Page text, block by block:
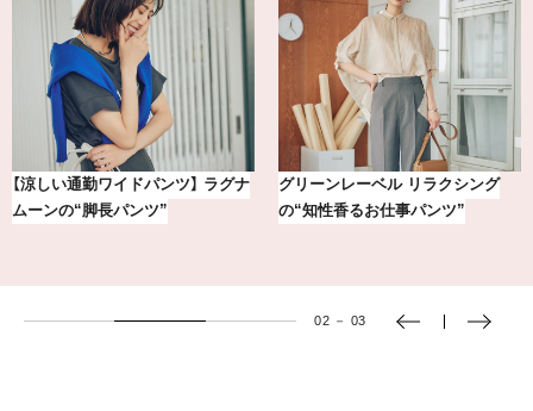
【銀座かねまつ】おしゃれ＆快適な
黒スニーカー4選
冷凍宅配食【nosh-ナッシュ】で叶
える、がんばる私の「がん…
03 － 03